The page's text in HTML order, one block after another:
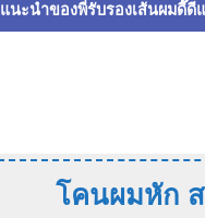
แนะนำของพี่รับรองเส้นผมดี๊ดี
โคนผมหัก